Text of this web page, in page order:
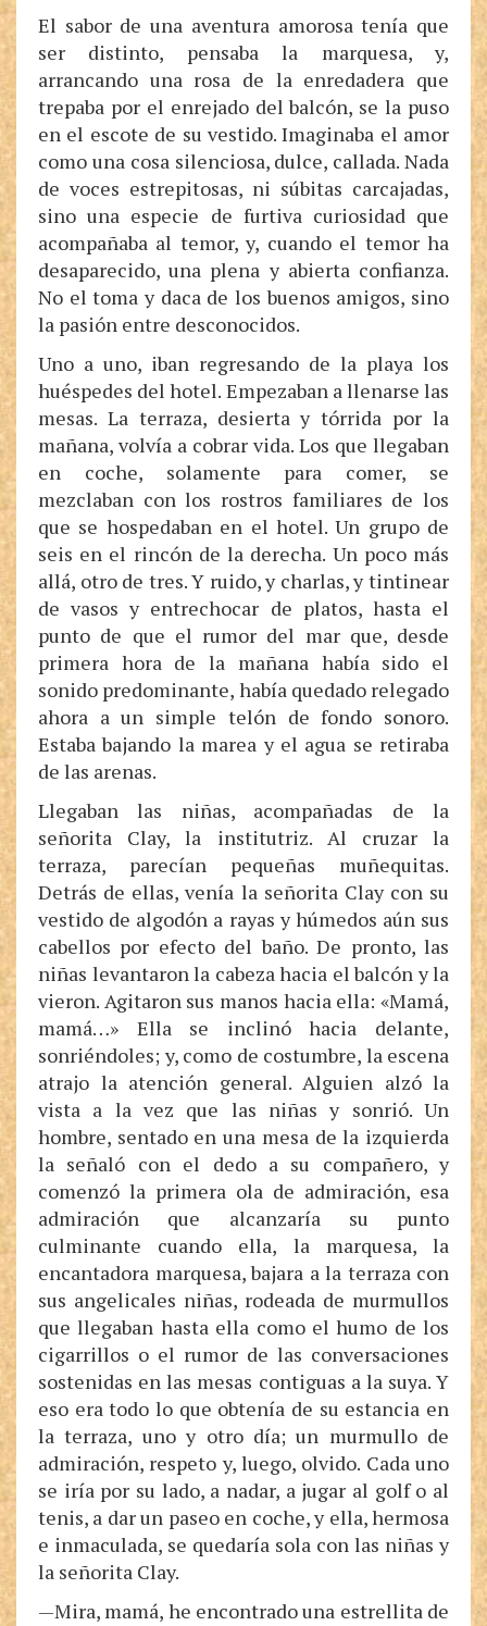
El sabor de una aventura amorosa tenía que
ser distinto, pensaba la marquesa, y,
arrancando una rosa de la enredadera que
trepaba por el enrejado del balcón, se la puso
en el escote de su vestido. Imaginaba el amor
como una cosa silenciosa, dulce, callada. Nada
de voces estrepitosas, ni súbitas carcajadas,
sino una especie de furtiva curiosidad que
acompañaba al temor, y, cuando el temor ha
desaparecido, una plena y abierta confianza.
No el toma y daca de los buenos amigos, sino
la pasión entre desconocidos.
Uno a uno, iban regresando de la playa los
huéspedes del hotel. Empezaban a llenarse las
mesas. La terraza, desierta y tórrida por la
mañana, volvía a cobrar vida. Los que llegaban
en coche, solamente para comer, se
mezclaban con los rostros familiares de los
que se hospedaban en el hotel. Un grupo de
seis en el rincón de la derecha. Un poco más
allá, otro de tres. Y ruido, y charlas, y tintinear
de vasos y entrechocar de platos, hasta el
punto de que el rumor del mar que, desde
primera hora de la mañana había sido el
sonido predominante, había quedado relegado
ahora a un simple telón de fondo sonoro.
Estaba bajando la marea y el agua se retiraba
de las arenas.
Llegaban las niñas, acompañadas de la
señorita Clay, la institutriz. Al cruzar la
terraza, parecían pequeñas muñequitas.
Detrás de ellas, venía la señorita Clay con su
vestido de algodón a rayas y húmedos aún sus
cabellos por efecto del baño. De pronto, las
niñas levantaron la cabeza hacia el balcón y la
vieron. Agitaron sus manos hacia ella: «Mamá,
mamá…» Ella se inclinó hacia delante,
sonriéndoles; y, como de costumbre, la escena
atrajo la atención general. Alguien alzó la
vista a la vez que las niñas y sonrió. Un
hombre, sentado en una mesa de la izquierda
la señaló con el dedo a su compañero, y
comenzó la primera ola de admiración, esa
admiración que alcanzaría su punto
culminante cuando ella, la marquesa, la
encantadora marquesa, bajara a la terraza con
sus angelicales niñas, rodeada de murmullos
que llegaban hasta ella como el humo de los
cigarrillos o el rumor de las conversaciones
sostenidas en las mesas contiguas a la suya. Y
eso era todo lo que obtenía de su estancia en
la terraza, uno y otro día; un murmullo de
admiración, respeto y, luego, olvido. Cada uno
se iría por su lado, a nadar, a jugar al golf o al
tenis, a dar un paseo en coche, y ella, hermosa
e inmaculada, se quedaría sola con las niñas y
la señorita Clay.
—Mira, mamá, he encontrado una estrellita de